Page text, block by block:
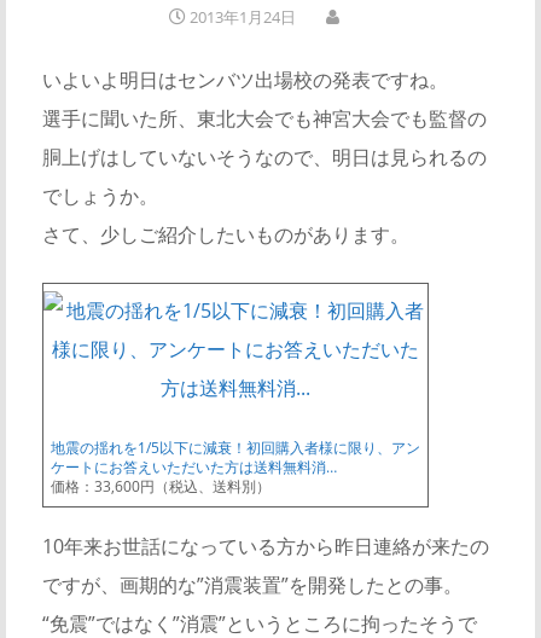
2013年1月24日
いよいよ明日はセンバツ出場校の発表ですね。
選手に聞いた所、東北大会でも神宮大会でも監督の
胴上げはしていないそうなので、明日は見られるの
でしょうか。
さて、少しご紹介したいものがあります。
地震の揺れを1/5以下に減衰！初回購入者様に限り、アン
ケートにお答えいただいた方は送料無料消…
価格：33,600円（税込、送料別）
10年来お世話になっている方から昨日連絡が来たの
ですが、画期的な”消震装置”を開発したとの事。
“免震”ではなく”消震”というところに拘ったそうで